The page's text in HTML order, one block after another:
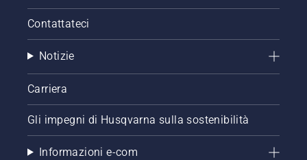
Contattateci
Notizie
Carriera
Gli impegni di Husqvarna sulla sostenibilità
Informazioni e-com